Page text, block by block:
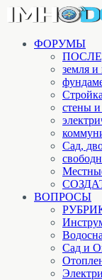
ФОРУМЫ
земля и
стены
Cад,
ВОПРОСЫ
Сад и